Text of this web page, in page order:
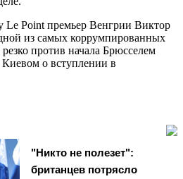
Le Point премьер Венгрии Виктор
из самых коррумпированных
против начала Брюсселем
Киевом о вступлении в
"Никто не полезет":
британцев потрясло